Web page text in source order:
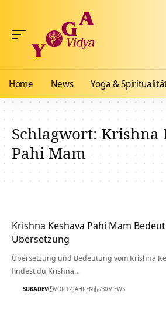
Home News Yoga &
Schlagwort:Krishna
Pahi Mam
Krishna Keshava Pahi Mam
Übersetzung
Übersetzung und Bedeutung vom Krishna
findest du Krishna…
SUKADEV VOR 12 JAHREN 730 VIEWS